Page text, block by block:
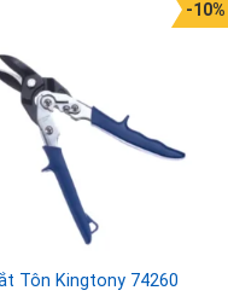
Tôn Kingtony 74260
-10%